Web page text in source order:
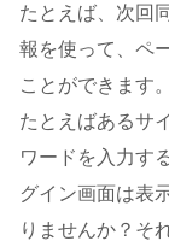
たとえば、次回
報を使って、ペ
ことができます。
たとえばあるサ
ワードを入力す
グイン画面は表
りませんか？そ